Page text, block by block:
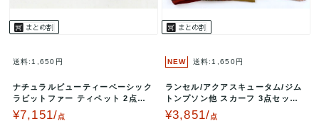
送料:1,650円
ナチュラルビューティーベーシック
ラビットファー ティペット 2点セ
ット ヒョウ柄 ブランド まとめ…
¥7,151/点
NEW 送料:1,650円
ランセル/アクアスキュータム/ジム
トンプソン他 スカーフ 3点セット
未使用有 シルク ブランド ま…
¥3,851/点